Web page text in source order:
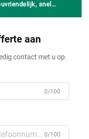
snel
en spandex,
yogakleding en
aan
contact met u op.
0/100
0/100